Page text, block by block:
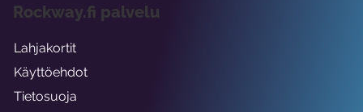
Rockway.fi palvelu
Lahjakortit
Käyttöehdot
Tietosuoja